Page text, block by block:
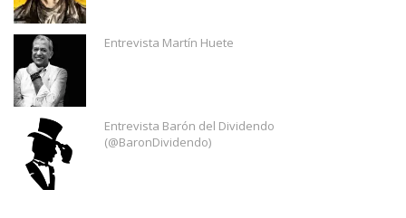
Entrevista Martín Huete
Entrevista Barón del Dividendo
(@BaronDividendo)